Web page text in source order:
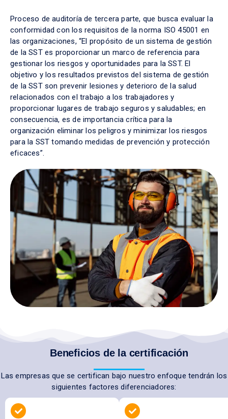
Certifica
ción
ISO
45001
Proceso de auditoría de tercera parte, que busca evaluar la
conformidad con los requisitos de la norma ISO 45001 en
las organizaciones, “El propósito de un sistema de gestión
de la SST es proporcionar un marco de referencia para
gestionar los riesgos y oportunidades para la SST. El
objetivo y los resultados previstos del sistema de gestión
de la SST son prevenir lesiones y deterioro de la salud
relacionados con el trabajo a los trabajadores y
proporcionar lugares de trabajo seguros y saludables; en
consecuencia, es de importancia crítica para la
organización eliminar los peligros y minimizar los riesgos
para la SST tomando medidas de prevención y protección
eficaces”.
Beneficios de la certificación
Las empresas que se certifican bajo nuestro enfoque tendrán los
siguientes factores diferenciadores: